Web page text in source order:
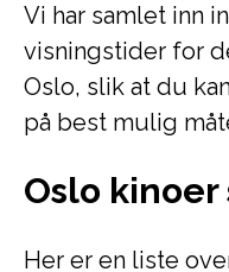
Vi har samlet inn
visningstider for
Oslo, slik at du
på best mulig
Oslo
Her er en liste